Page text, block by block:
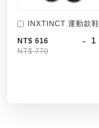
INXTINCT 運動款
NT$ 616
NT$ 770
-